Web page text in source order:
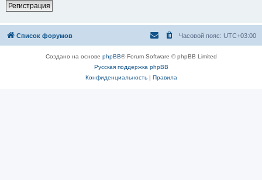
Регистрация
Список форумов Часовой пояс: UTC+03:00
Создано на основе phpBB® Forum Software © phpBB Limited
Русская поддержка phpBB
Конфиденциальность| Правила